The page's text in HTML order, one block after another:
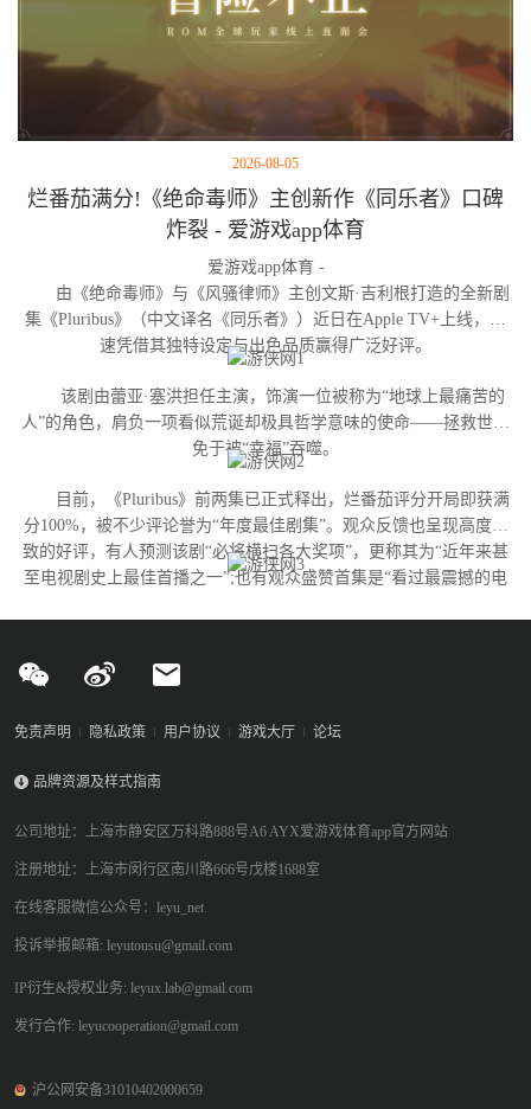
2026-08-05
烂番茄满分!《绝命毒师》主创新作《同乐者》口碑
炸裂 - 爱游戏app体育
爱游戏app体育 -
由《绝命毒师》与《风骚律师》主创文斯·吉利根打造的全新剧
集《Pluribus》（中文译名《同乐者》）近日在Apple TV+上线，迅
速凭借其独特设定与出色品质赢得广泛好评。
该剧由蕾亚·塞洪担任主演，饰演一位被称为“地球上最痛苦的
人”的角色，肩负一项看似荒诞却极具哲学意味的使命——拯救世界
免于被“幸福”吞噬。
目前，《Pluribus》前两集已正式释出，烂番茄评分开局即获满
分100%，被不少评论誉为“年度最佳剧集”。观众反馈也呈现高度一
致的好评，有人预测该剧“必将横扫各大奖项”，更称其为“近年来甚
至电视剧史上最佳首播之一”;也有观众盛赞首集是“看过最震撼的电
免责声明 隐私政策 用户协议 游戏大厅 论坛
品牌资源及样式指南
公司地址：上海市静安区万科路888号A6 AYX爱游戏体育app官方网站
注册地址：上海市闵行区南川路666号戊楼1688室
在线客服微信公众号：leyu_net
投诉举报邮箱: leyutousu@gmail.com
IP衍生&授权业务: leyux.lab@gmail.com
发行合作: leyucooperation@gmail.com
沪公网安备31010402000659